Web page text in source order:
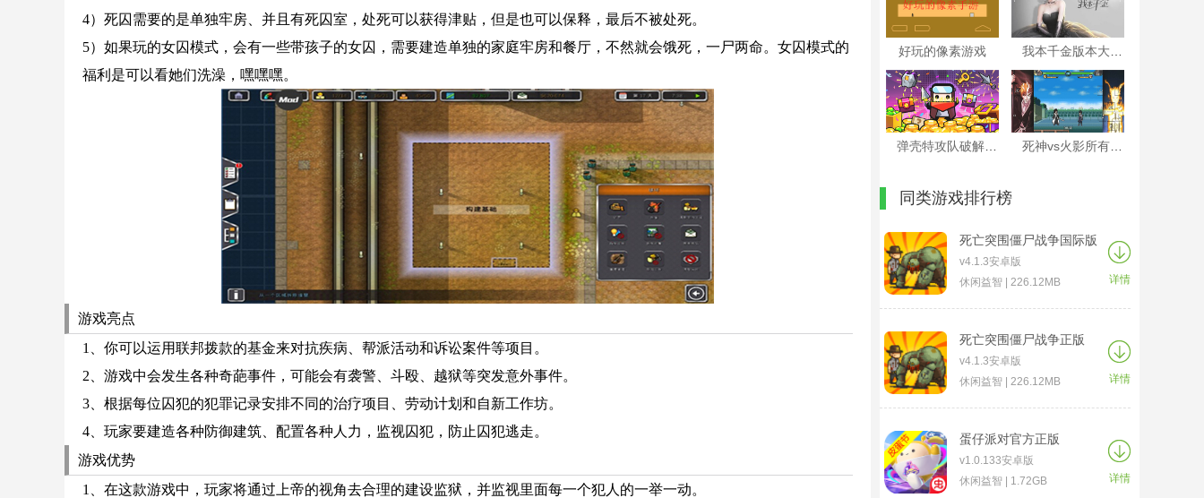
4）死囚需要的是单独牢房、并且有死囚室，处死可以获得津贴，但是也可以保释，最后不被处死。
5）如果玩的女囚模式，会有一些带孩子的女囚，需要建造单独的家庭牢房和餐厅，不然就会饿死，一尸两命。女囚模式的
福利是可以看她们洗澡，嘿嘿嘿。
游戏亮点
1、你可以运用联邦拨款的基金来对抗疾病、帮派活动和诉讼案件等项目。
2、游戏中会发生各种奇葩事件，可能会有袭警、斗殴、越狱等突发意外事件。
3、根据每位囚犯的犯罪记录安排不同的治疗项目、劳动计划和自新工作坊。
4、玩家要建造各种防御建筑、配置各种人力，监视囚犯，防止囚犯逃走。
游戏优势
1、在这款游戏中，玩家将通过上帝的视角去合理的建设监狱，并监视里面每一个犯人的一举一动。
好玩的像素游戏
同类游戏排行榜
死亡突围僵尸战争国际版
v4.1.3安卓版
休闲益智 | 226.12MB
详情
死亡突围僵尸战争正版
v4.1.3安卓版
休闲益智 | 226.12MB
详情
蛋仔派对官方正版
v1.0.133安卓版
休闲益智 | 1.72GB
详情